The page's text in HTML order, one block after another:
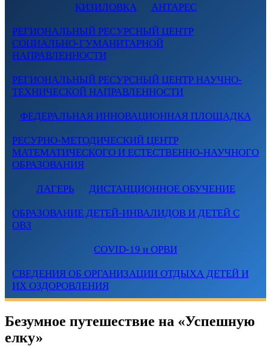
КИЗИЛОВКА АНТАРЕС
РЕГИОНАЛЬНЫЙ РЕСУРСНЫЙ ЦЕНТР
СОЦИАЛЬНО-ГУМАНИТАРНОЙ
НАПРАВЛЕННОСТИ
РЕГИОНАЛЬНЫЙ РЕСУРСНЫЙ ЦЕНТР НАУЧНО-
ТЕХНИЧЕСКОЙ НАПРАВЛЕННОСТИ
ФЕДЕРАЛЬНАЯ ИННОВАЦИОННАЯ ПЛОЩАДКА
РЕСУРНО-МЕТОДИЧЕСКИЙ ЦЕНТР
МАТЕМАТИЧЕСКОГО И ЕСТЕСТВЕННО-НАУЧНОГО
ОБРАЗОВАНИЯ
ЛАГЕРЬ ДИСТАНЦИОННОЕ ОБУЧЕНИЕ
ОБРАЗОВАНИЕ ДЕТЕЙ-ИНВАЛИДОВ И ДЕТЕЙ С
ОВЗ
COVID-19 и ОРВИ
СВЕДЕНИЯ ОБ ОРГАНИЗАЦИИ ОТДЫХА ДЕТЕЙ И
ИХ ОЗДОРОВЛЕНИЯ
Безумное путешествие на «Успешную
елку»